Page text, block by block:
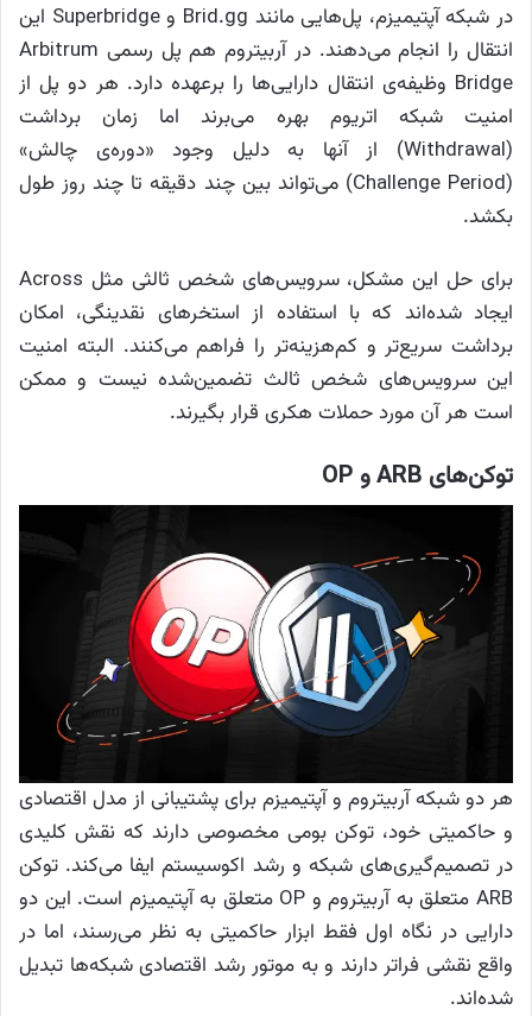
در شبکه آپتیمیزم، پل‌هایی مانند Brid.gg و Superbridge این
انتقال را انجام می‌دهند. در آربیتروم هم پل رسمی Arbitrum
Bridge وظیفه‌ی انتقال دارایی‌ها را برعهده دارد. هر دو پل از
امنیت شبکه‌ اتریوم بهره می‌برند اما زمان برداشت
(Withdrawal) از آنها به دلیل وجود «دوره‌ی چالش»
(Challenge Period) می‌تواند بین چند دقیقه تا چند روز طول
بکشد.
برای حل این مشکل، سرویس‌های شخص ثالثی مثل Across
ایجاد شده‌اند که با استفاده از استخرهای نقدینگی، امکان
برداشت سریع‌تر و کم‌هزینه‌تر را فراهم می‌کنند. البته امنیت
این سرویس‌های شخص ثالث تضمین‌شده نیست و ممکن
است هر آن مورد حملات هکری قرار بگیرند.
توکن‌های ARB و OP
هر دو شبکه آربیتروم و آپتیمیزم برای پشتیبانی از مدل اقتصادی
و حاکمیتی خود، توکن بومی مخصوصی دارند که نقش کلیدی
در تصمیم‌گیری‌های شبکه و رشد اکوسیستم ایفا می‌کند. توکن
ARB متعلق به آربیتروم و OP متعلق به آپتیمیزم است. این دو
دارایی در نگاه اول فقط ابزار حاکمیتی به نظر می‌رسند، اما در
واقع نقشی فراتر دارند و به موتور رشد اقتصادی شبکه‌ها تبدیل
شده‌اند.